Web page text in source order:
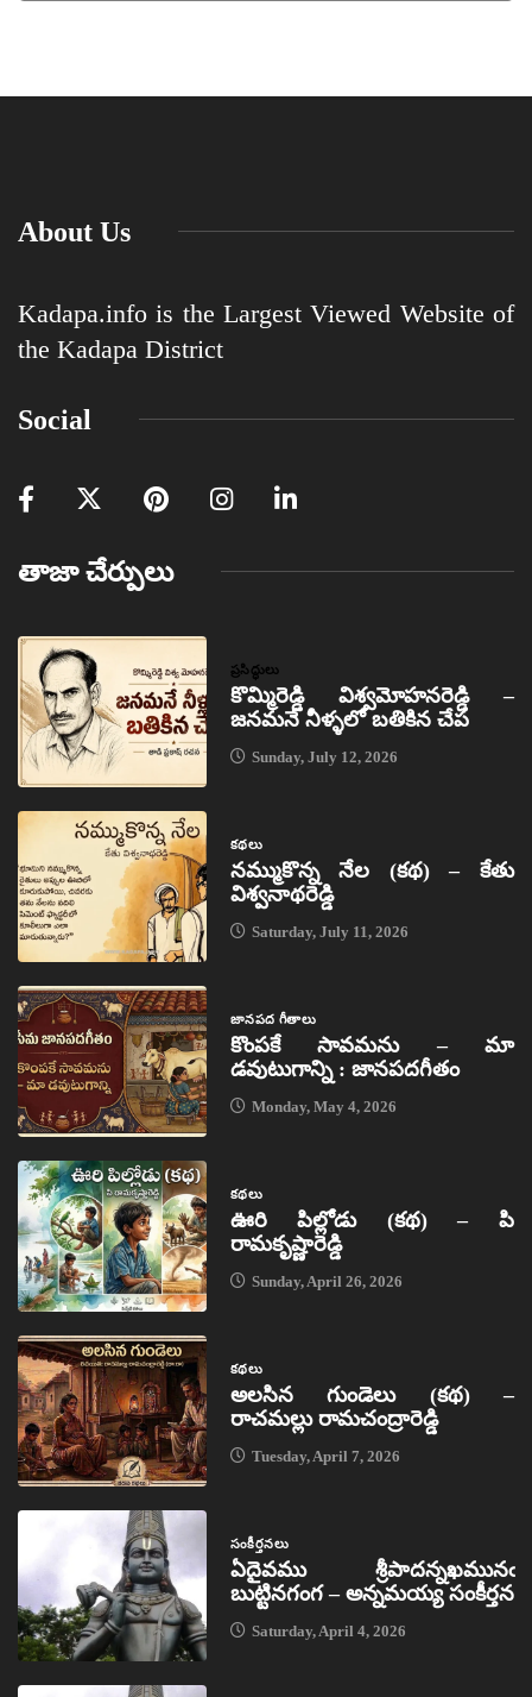
About Us
Kadapa.info is the Largest Viewed Website of
the Kadapa District
Social
తాజా చేర్పులు
ప్రసిద్ధులు
కొమ్మిరెడ్డి విశ్వమోహనరెడ్డి –
జనమనే నీళ్ళలో బతికిన చేప
Sunday, July 12, 2026
కథలు
నమ్ముకొన్న నేల (కథ) – కేతు
విశ్వనాథరెడ్డి
Saturday, July 11, 2026
జానపద గీతాలు
కొంపకే సావమను – మా
డవుటుగాన్ని : జానపదగీతం
Monday, May 4, 2026
కథలు
ఊరి పిల్లోడు (కథ) – పి
రామకృష్ణారెడ్డి
Sunday, April 26, 2026
కథలు
అలసిన గుండెలు (కథ) –
రాచమల్లు రామచంద్రారెడ్డి
Tuesday, April 7, 2026
సంకీర్తనలు
ఏదైవము శ్రీపాదన్నఖమునఁ
బుట్టినగంగ – అన్నమయ్య సంకీర్తన
Saturday, April 4, 2026